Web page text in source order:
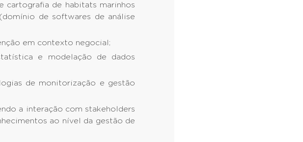
cartografia de habitats marinhos
de softwares de análise
em contexto negocial;
e modelação de dados
de monitorização e gestão
a interação com stakeholders
ao nível da gestão de